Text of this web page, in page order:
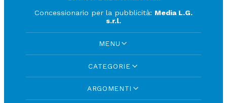
Concessionario per la pubblicità: Media L.G.
s.r.l.
MENU
CATEGORIE
ARGOMENTI